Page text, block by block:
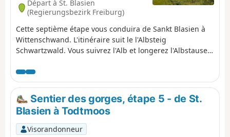
Départ à St. Blasien
(Regierungsbezirk Freiburg)
Cette septième étape vous conduira de Sankt Blasien à
Wittenschwand. L'itinéraire suit le l'Albsteig
Schwartzwald. Vous suivrez l'Alb et longerez l'Albstausee
charmant village de Wittenschwand.
Sentier des gorges, étape 5 - de St.
Blasien à Todtmoos
Visorandonneur